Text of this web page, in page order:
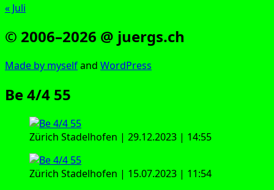
« Juli
© 2006–2026 @ juergs.ch
Made by mys­elfand Word­Press
Be 4/4 55
Zürich Sta­del­ho­fen | 29.12.2023 | 14:55
Zürich Sta­del­ho­fen | 15.07.2023 | 11:54